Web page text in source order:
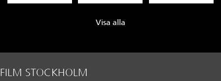
Visa alla
FILM STOCKHOLM